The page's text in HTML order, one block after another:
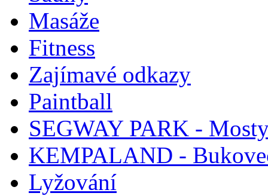
Masáže
Fitness
Zajímavé odkazy
Paintball
SEGWAY PARK -
KEMPALAND -
Lyžování